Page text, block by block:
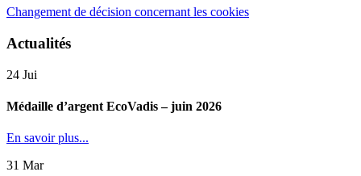
Changement de décision concernant les cookies
Actualités
24 Jui
Médaille d’argent EcoVadis – juin 2026
En savoir plus...
31 Mar